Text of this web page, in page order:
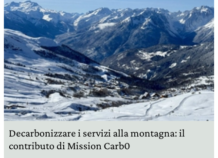
Decarbonizzare i servizi alla montagna: il
contributo di Mission Carb0